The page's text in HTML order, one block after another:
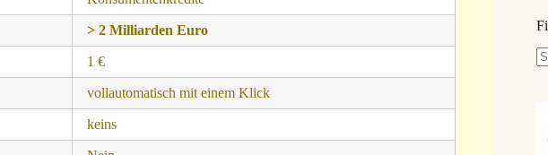
> 2 Milliarden Euro
1 €
vollautomatisch mit einem Klick
keins